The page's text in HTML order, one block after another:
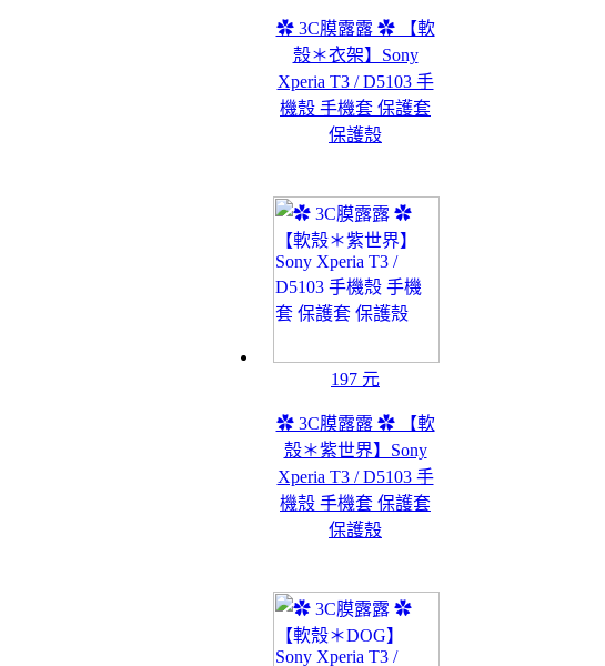
✿ 3C膜露露 ✿ 【軟
殼＊衣架】Sony
Xperia T3 / D5103 手
機殼 手機套 保護套
保護殼
197 元
✿ 3C膜露露 ✿ 【軟
殼＊紫世界】Sony
Xperia T3 / D5103 手
機殼 手機套 保護套
保護殼